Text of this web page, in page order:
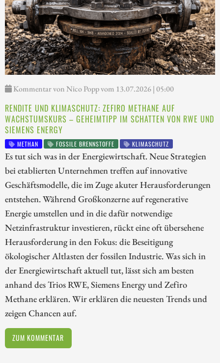
Kommentar von Nico Popp vom 13.07.2026 | 05:00
RENDITE UND KLIMASCHUTZ: ZEFIRO METHANE AUF
WACHSTUMSKURS – GEHEIMTIPP IM SCHATTEN VON RWE UND
SIEMENS ENERGY
METHAN FOSSILE BRENNSTOFFE KLIMASCHUTZ
Es tut sich was in der Energiewirtschaft. Neue Strategien
bei etablierten Unternehmen treffen auf innovative
Geschäftsmodelle, die im Zuge akuter Herausforderungen
entstehen. Während Großkonzerne auf regenerative
Energie umstellen und in die dafür notwendige
Netzinfrastruktur investieren, rückt eine oft übersehene
Herausforderung in den Fokus: die Beseitigung
ökologischer Altlasten der fossilen Industrie. Was sich in
der Energiewirtschaft aktuell tut, lässt sich am besten
anhand des Trios RWE, Siemens Energy und Zefiro
Methane erklären. Wir erklären die neuesten Trends und
zeigen Chancen auf.
ZUM KOMMENTAR